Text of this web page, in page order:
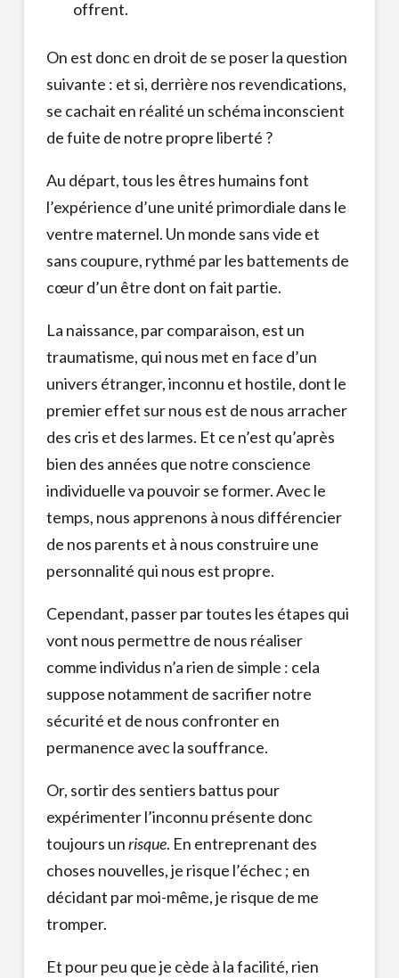
offrent.
On est donc en droit de se poser la question
suivante : et si, derrière nos revendications,
se cachait en réalité un schéma inconscient
de fuite de notre propre liberté ?
Au départ, tous les êtres humains font
l’expérience d’une unité primordiale dans le
ventre maternel. Un monde sans vide et
sans coupure, rythmé par les battements de
cœur d’un être dont on fait partie.
La naissance, par comparaison, est un
traumatisme, qui nous met en face d’un
univers étranger, inconnu et hostile, dont le
premier effet sur nous est de nous arracher
des cris et des larmes. Et ce n’est qu’après
bien des années que notre conscience
individuelle va pouvoir se former. Avec le
temps, nous apprenons à nous différencier
de nos parents et à nous construire une
personnalité qui nous est propre.
Cependant, passer par toutes les étapes qui
vont nous permettre de nous réaliser
comme individus n’a rien de simple : cela
suppose notamment de sacrifier notre
sécurité et de nous confronter en
permanence avec la souffrance.
Or, sortir des sentiers battus pour
expérimenter l’inconnu présente donc
toujours unrisque. En entreprenant des
choses nouvelles, je risque l’échec ; en
décidant par moi-même, je risque de me
tromper.
Et pour peu que je cède à la facilité, rien